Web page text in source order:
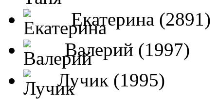
Екатерина (2891)
Валерий (1997)
Лучик (1995)